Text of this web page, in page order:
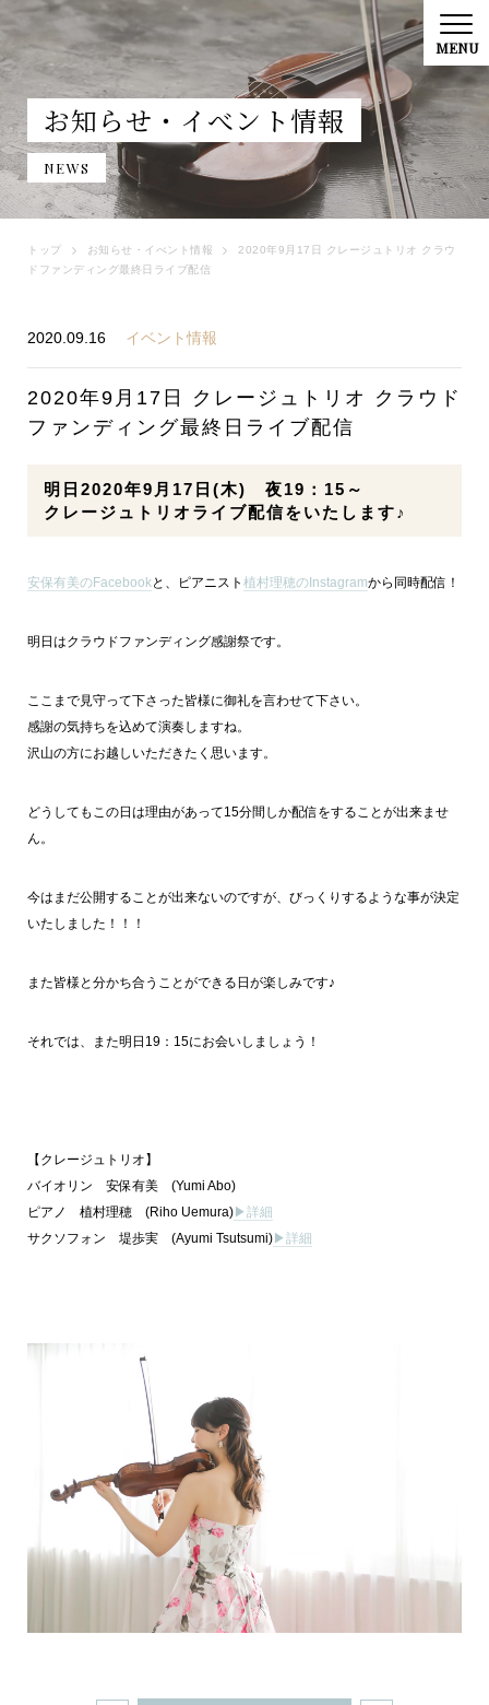
お知らせ・イべント情報
NEWS
トップ お知らせ・イべント情報
2020年9月17日 クレージュトリオ クラウ
ドファンディング最終日ライブ配信
2020.09.16 イベント情報
2020年9月17日 クレージュトリオ クラウド
ファンディング最終日ライブ配信
明日2020年9月17日(木) 夜19：15～
クレージュトリオライブ配信をいたします♪
安保有美のFacebookと、ピアニスト 植村理穂のInstagramから同時配信！
明日はクラウドファンディング感謝祭です。
ここまで見守って下さった皆様に御礼を言わせて下さい。
感謝の気持ちを込めて演奏しますね。
沢山の方にお越しいただきたく思います。
どうしてもこの日は理由があって15分間しか配信をすることが出来ませ
ん。
今はまだ公開することが出来ないのですが、びっくりするような事が決定
いたしました！！！
また皆様と分かち合うことができる日が楽しみです♪
それでは、また明日19：15にお会いしましょう！
【クレージュトリオ】
バイオリン 安保有美 (Yumi Abo)
ピアノ 植村理穂 (Riho Uemura) ▶詳細
サクソフォン 堤歩実 (Ayumi Tsutsumi) ▶︎詳細